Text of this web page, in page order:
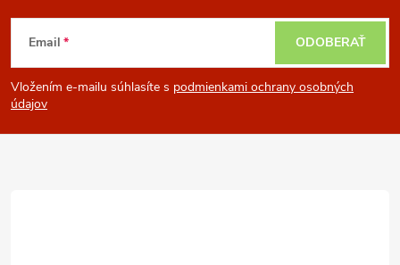
Z
á
p
Email
Vložením e-mailu súhlasíte s podmienkami ochrany osobných
údajov
ODOBERAŤ